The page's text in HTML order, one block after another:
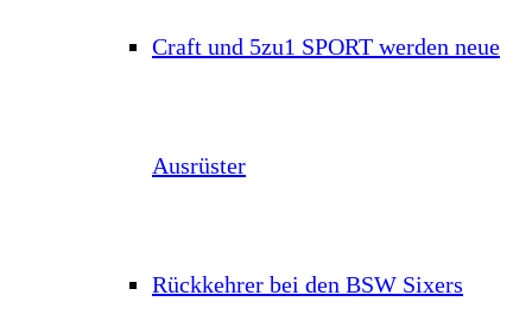
Craft und 5zu1 SPORT werden neue
Ausrüster
Rückkehrer bei den BSW Sixers